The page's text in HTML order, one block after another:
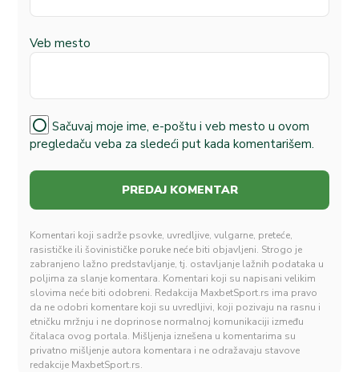
Veb mesto
Sačuvaj moje ime, e-poštu i veb mesto u ovom
pregledaču veba za sledeći put kada komentarišem.
Komentari koji sadrže psovke, uvredljive, vulgarne, preteće,
rasističke ili šovinističke poruke neće biti objavljeni. Strogo je
zabranjeno lažno predstavljanje, tj. ostavljanje lažnih podataka u
poljima za slanje komentara. Komentari koji su napisani velikim
slovima neće biti odobreni. Redakcija MaxbetSport.rs ima pravo
da ne odobri komentare koji su uvredljivi, koji pozivaju na rasnu i
etničku mržnju i ne doprinose normalnoj komunikaciji između
čitalaca ovog portala. Mišljenja iznešena u komentarima su
privatno mišljenje autora komentara i ne odražavaju stavove
redakcije MaxbetSport.rs.